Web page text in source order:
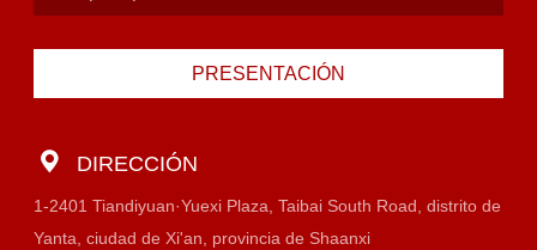
PRESENTACIÓN
DIRECCIÓN
1-2401 Tiandiyuan·Yuexi Plaza, Taibai South Road, distrito de
Yanta, ciudad de Xi'an, provincia de Shaanxi